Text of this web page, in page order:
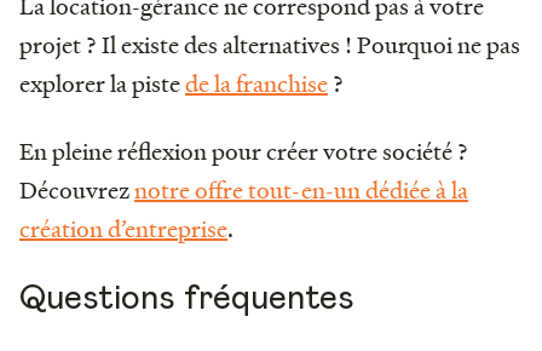
projet ? Il existe des alternatives ! Pourquoi ne pas
explorer la pistede la franchise?
En pleine réflexion pour créer votre société ?
Découvreznotre offre tout-en-un dédiée à la
création d’entreprise.
Questions fréquentes